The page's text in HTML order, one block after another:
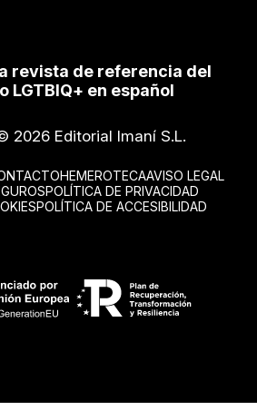
revista de referencia del
LGTBIQ+ en español
2026 Editorial Imaní S.L.
HEMEROTECAAVISO LEGAL
POLÍTICA DE PRIVACIDAD
POLÍTICA DE ACCESIBILIDAD